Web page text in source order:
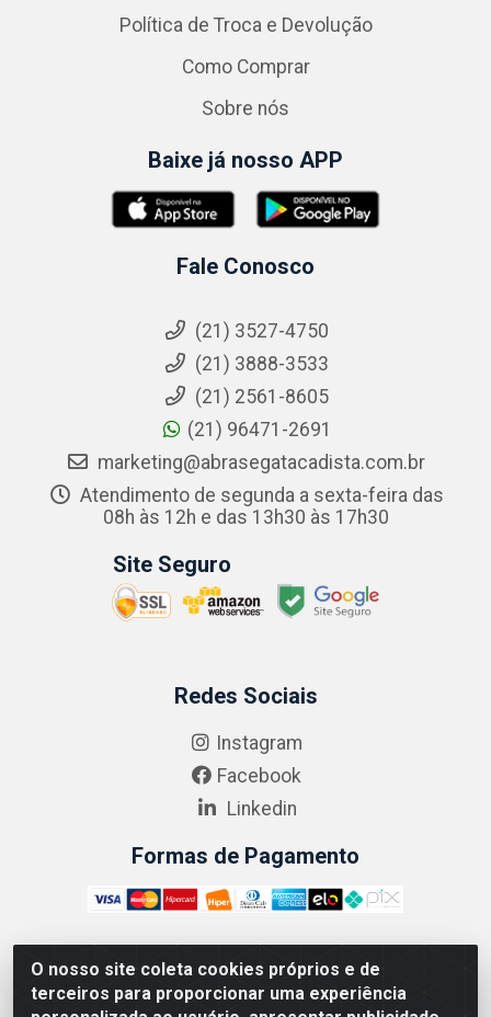
O nosso site coleta cookies próprios e de
terceiros para proporcionar uma experiência
Política de Troca e Devolução
Como Comprar
Sobre nós
Baixe já nosso APP
Fale Conosco
(21) 3527-4750
(21) 3888-3533
(21) 2561-8605
(21) 96471-2691
marketing@abrasegatacadista.com.br
Atendimento de segunda a sexta-feira das
08h às 12h e das 13h30 às 17h30
Site Seguro
Redes Sociais
Instagram
Facebook
Linkedin
Formas de Pagamento
ABRASEG COMÉRCIO ATACADISTA LTDA - CNPJ:
10.894.768/0001-00 - Avenida Lobo Júnior, 1045 -